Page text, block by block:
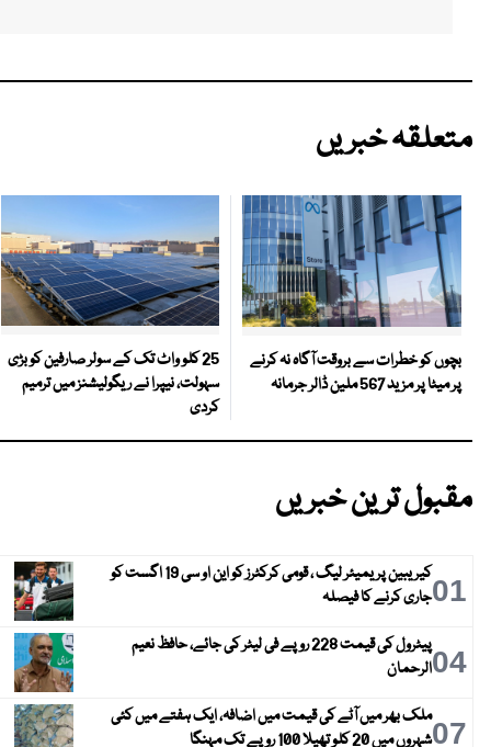
متعلقہ خبریں
بچوں کو خطرات سے بروقت آگاہ نہ کرنے
پر میٹا پر مزید 567 ملین ڈالر جرمانہ
25 کلو واٹ تک کے سولر صارفین کو بڑی
سہولت، نیپرا نے ریگولیشنز میں ترمیم
کردی
مقبول ترین خبریں
01
کیریبین پریمیئر لیگ ، قومی کرکٹرز کو این او سی 19 اگست کو
جاری کرنے کا فیصلہ
04
پیٹرول کی قیمت 228 روپے فی لیٹر کی جائے، حافظ نعیم
الرحمان
07ملک بھر میں آٹے کی قیمت میں اضافہ، ایک ہفتے میں کئی
شہروں میں 20 کلو تھیلا 100 روپے تک مہنگا